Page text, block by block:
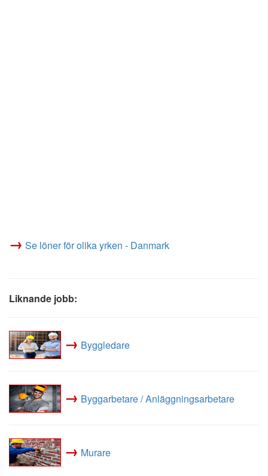
→ Se löner för olika yrken - Danmark
Liknande jobb:
→ Byggledare
→ Byggarbetare / Anläggningsarbetare
→ Murare